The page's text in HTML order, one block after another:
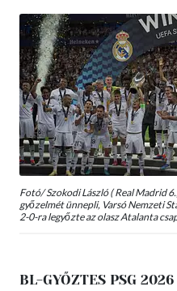
Fotó/ Szokodi László ( Real Madrid
győzelmét ünnepli, Varsó Nemzeti
2-0-ra legyőzte az olasz Atalanta
BL-GYŐZTES PSG